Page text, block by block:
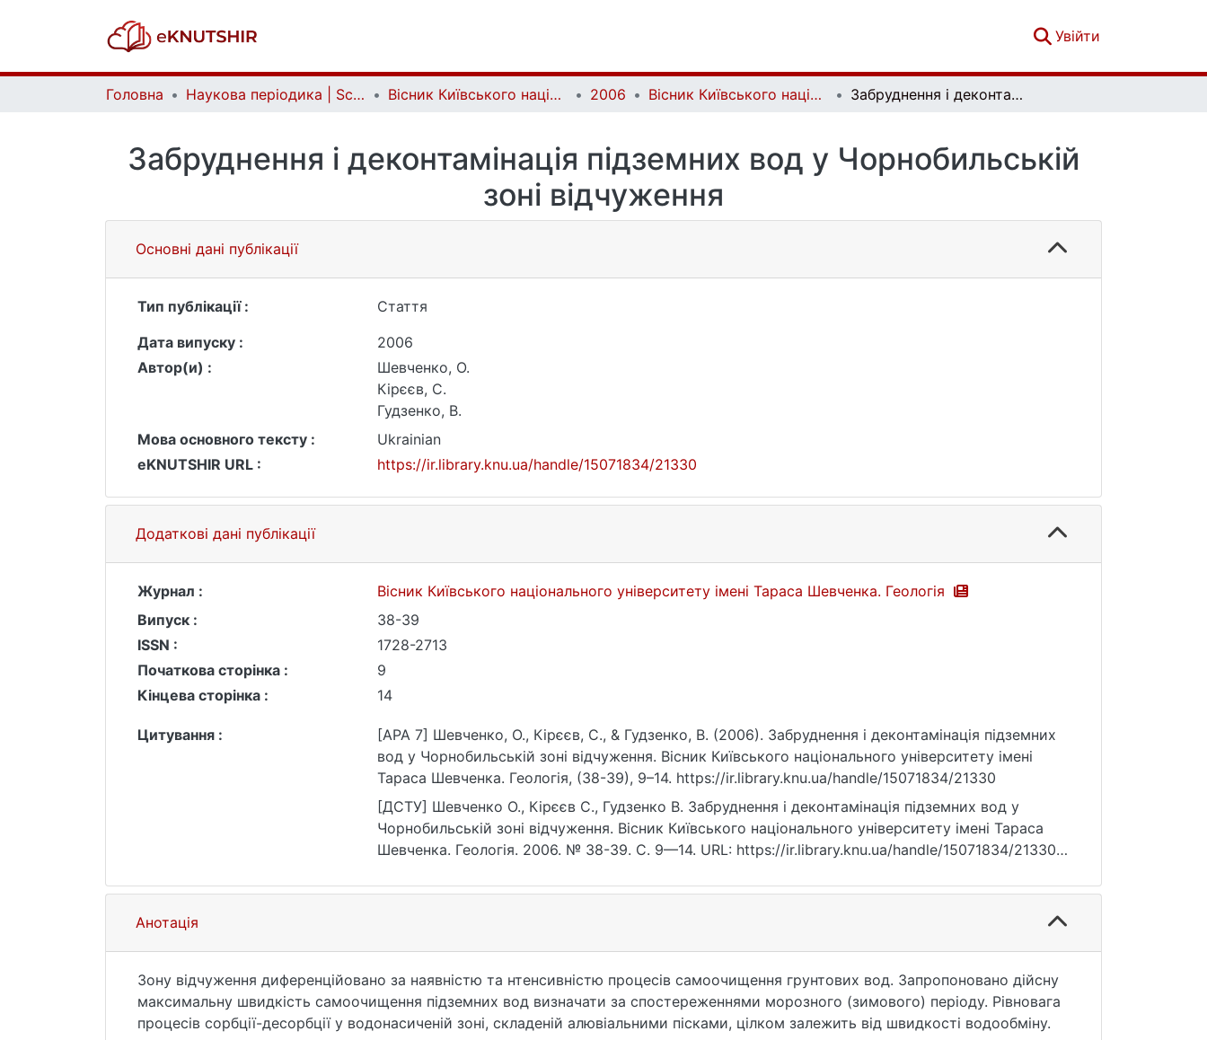
Увійти
Головна Наукова періодика | Scientific periodicals Вісник Київського національного університету імені Тараса Шевченка. Геологія | Visnyk of Taras Shevchenko National University of Kyiv. Geology 2006 Вісник Київського національного університету імені Тараса Шевченка. Геологія. Вип. 38-39 Забруднення і деконтамінація підземних вод у Чорнобильській зоні відчуження
Забруднення і деконтамінація підземних вод у Чорнобильській
зоні відчуження
Основні дані публікації
Тип публікації :
Стаття
Дата випуску :
2006
Автор(и) :
Шевченко, О.
Кірєєв, С.
Гудзенко, В.
Мова основного тексту :
Ukrainian
eKNUTSHIR URL :
https://ir.library.knu.ua/handle/15071834/21330
Додаткові дані публікації
Журнал :
Вісник Київського національного університету імені Тараса Шевченка. Геологія
Випуск :
38-39
ISSN :
1728-2713
Початкова сторінка :
9
Кінцева сторінка :
14
Цитування :
[APA 7] Шевченко, О., Кірєєв, С., & Гудзенко, В. (2006). Забруднення і деконтамінація підземних
вод у Чорнобильській зоні відчуження. Вісник Київського національного університету імені
Тараса Шевченка. Геологія, (38-39), 9–14. https://ir.library.knu.ua/handle/15071834/21330
[ДСТУ] Шевченко О., Кірєєв С., Гудзенко В. Забруднення і деконтамінація підземних вод у
Чорнобильській зоні відчуження. Вісник Київського національного університету імені Тараса
Шевченка. Геологія. 2006. № 38-39. С. 9—14. URL: https://ir.library.knu.ua/handle/15071834/21330
Анотація
Зону відчуження диференційовано за наявністю та нтенсивністю процесів самоочищення грунтових вод. Запропоновано дійсну
максимальну швидкість самоочищення підземних вод визначати за спостереженнями морозного (зимового) періоду. Рівновага
процесів сорбції-десорбції у водонасиченій зоні, складеній алювіальними пісками, цілком залежить від швидкості водообміну.